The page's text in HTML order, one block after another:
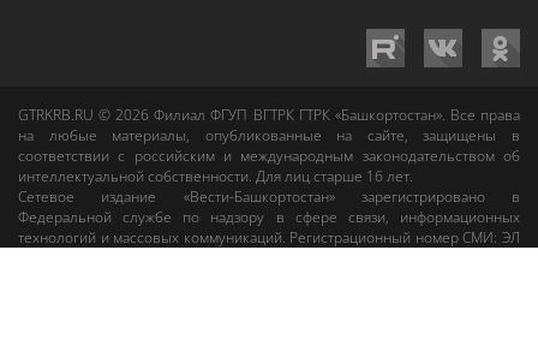
GTRKRB.RU © 2026Филиал ФГУП ВГТРК ГТРК «Башкортостан». Все права
на любые материалы, опубликованные на сайте, защищены в
соответствии с российским и международным законодательством об
интеллектуальной собственности. Для лиц старше 16 лет.
Сетевое издание «Вести-Башкортостан»зарегистрировано в
Федеральной службе по надзору в сфере связи, информационных
технологий и массовых коммуникаций. Регистрационный номер СМИ: ЭЛ